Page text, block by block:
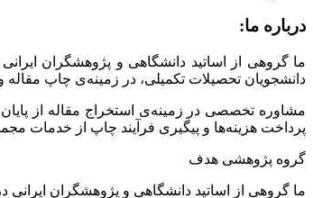
درباره ما:
ما گروهی از اساتید دانشگاهی و پژوهشگران
دانشجویان تحصیلات تکمیلی، در زمینه‌ی چاپ
مشاوره تخصصی در زمینه‌ی استخراج مقاله از
پرداخت هزینه‌ها و پیگیری فرآیند چاپ از خدمات
گروه پژوهشی هدف
ما گروهی از اساتید دانشگاهی و پژوهشگران